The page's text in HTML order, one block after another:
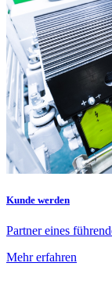
Kunde werden
Partner eines
Mehr erfahren